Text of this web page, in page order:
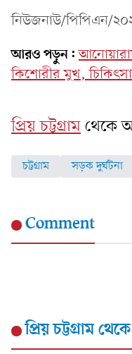
নিউজনাউ/পিপিএন/
আরও পড়ুন:
কিশোরীর মুখ,
প্রিয় চট্টগ্রামথেকে
চট্টগ্রাম সড়ক দুর্ঘটনা
Comment
প্রিয় চট্টগ্রাম